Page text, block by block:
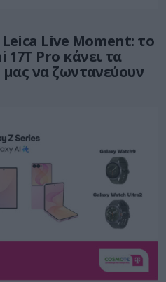
Live Moment: το
Pro κάνει τα
να ζωντανεύουν